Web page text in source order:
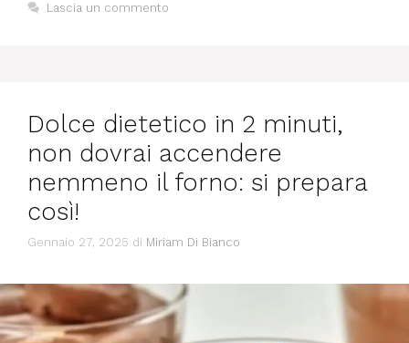
Lascia un commento
Dolce dietetico in 2 minuti,
non dovrai accendere
nemmeno il forno: si prepara
così!
Gennaio 27, 2025 di Miriam Di Bianco